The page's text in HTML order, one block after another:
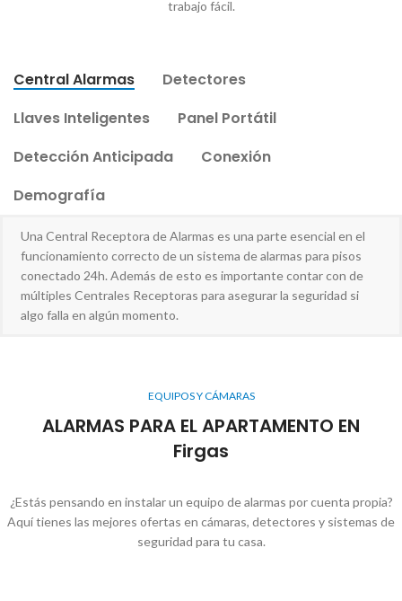
trabajo fácil.
Central Alarmas
Detectores
Llaves Inteligentes
Panel Portátil
Detección Anticipada
Conexión
Demografía
Una Central Receptora de Alarmas es una parte esencial en el
funcionamiento correcto de un sistema de alarmas para pisos
conectado 24h. Además de esto es importante contar con de
múltiples Centrales Receptoras para asegurar la seguridad si
algo falla en algún momento.
EQUIPOS Y CÁMARAS
ALARMAS PARA EL APARTAMENTO EN
Firgas
¿Estás pensando en instalar un equipo de alarmas por cuenta propia?
Aquí tienes las mejores ofertas en cámaras, detectores y sistemas de
seguridad para tu casa.